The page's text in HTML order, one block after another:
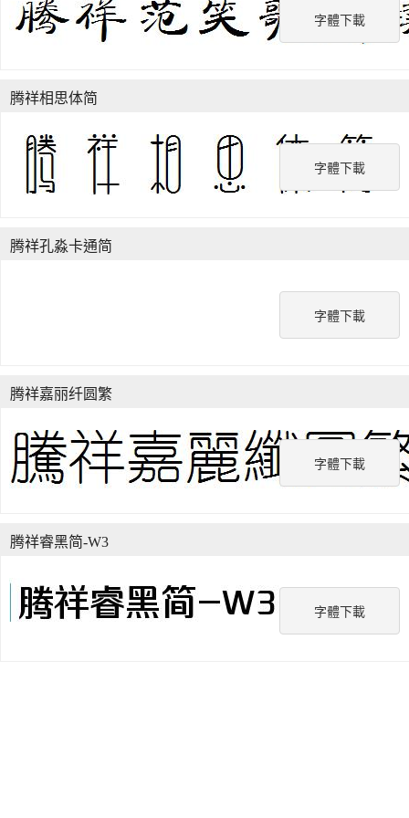
字體下載
字體下載
腾祥相思体简
字體下載
腾祥孔淼卡通简
字體下載
腾祥嘉丽纤圆繁
字體下載
腾祥睿黑简-W3